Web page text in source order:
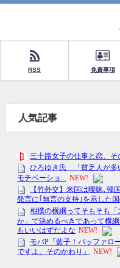
RSS 免責事項
人気記事